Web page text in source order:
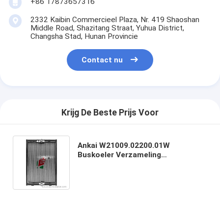
2332 Kaibin Commercieel Plaza, Nr. 419 Shaoshan
Middle Road, Shazitang Straat, Yuhua District,
Changsha Stad, Hunan Provincie
Contact nu
Krijg De Beste Prijs Voor
Ankai W21009.02200.01W
Buskoeler Verzameling